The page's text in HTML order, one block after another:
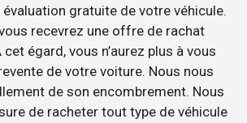
évaluation gratuite de votre véhicule.
recevrez une offre de rachat
égard, vous n’aurez plus à vous
de votre voiture. Nous nous
de son encombrement. Nous
de racheter tout type de véhicule